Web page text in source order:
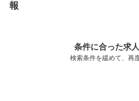
報
条件に合った求
検索条件を緩めて、再